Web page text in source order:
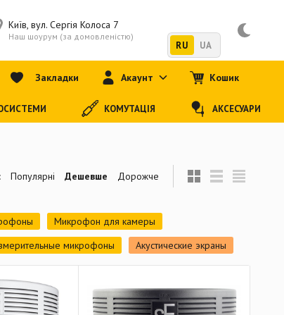
Микрофон для камеры
микрофоны Акустические экраны
Популярні Дешевше Дорожче
Київ, вул. Сергія Колоса 7
Наш шоурум (за домовленістю)
RU UA
Закладки Акаунт Кошик
КОМУТАЦІЯ АКСЕСУАРИ